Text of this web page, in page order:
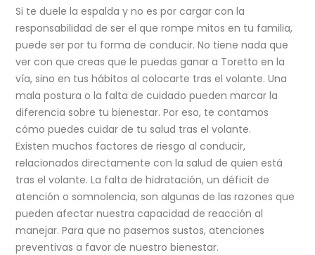
Si te duele la espalda y no es por cargar con la
responsabilidad de ser el que rompe mitos en tu familia,
puede ser por tu forma de conducir. No tiene nada que
ver con que creas que le puedas ganar a Toretto en la
vía, sino en tus hábitos al colocarte tras el volante. Una
mala postura o la falta de cuidado pueden marcar la
diferencia sobre tu bienestar. Por eso, te contamos
cómo puedes cuidar de tu salud tras el volante.
Existen muchos factores de riesgo al conducir,
relacionados directamente con la salud de quien está
tras el volante. La falta de hidratación, un déficit de
atención o somnolencia, son algunas de las razones que
pueden afectar nuestra capacidad de reacción al
manejar. Para que no pasemos sustos, atenciones
preventivas a favor de nuestro bienestar.